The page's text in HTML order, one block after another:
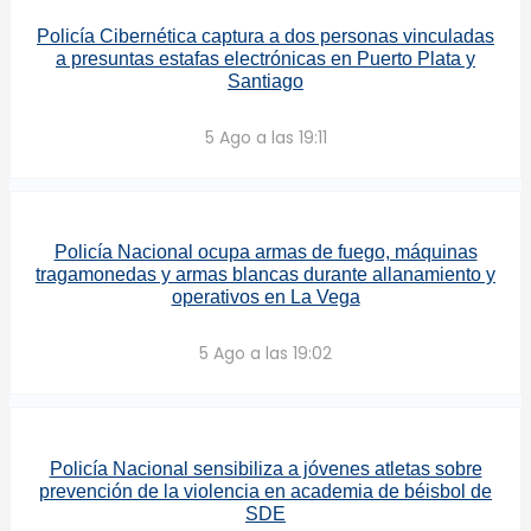
Policía Cibernética captura a dos personas vinculadas
a presuntas estafas electrónicas en Puerto Plata y
Santiago
5 Ago a las 19:11
Policía Nacional ocupa armas de fuego, máquinas
tragamonedas y armas blancas durante allanamiento y
operativos en La Vega
5 Ago a las 19:02
Policía Nacional sensibiliza a jóvenes atletas sobre
prevención de la violencia en academia de béisbol de
SDE